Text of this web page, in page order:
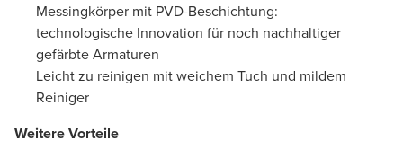
Messingkörper mit PVD-Beschichtung:
technologische Innovation für noch nachhaltiger
gefärbte Armaturen
Leicht zu reinigen mit weichem Tuch und mildem
Reiniger
Weitere Vorteile